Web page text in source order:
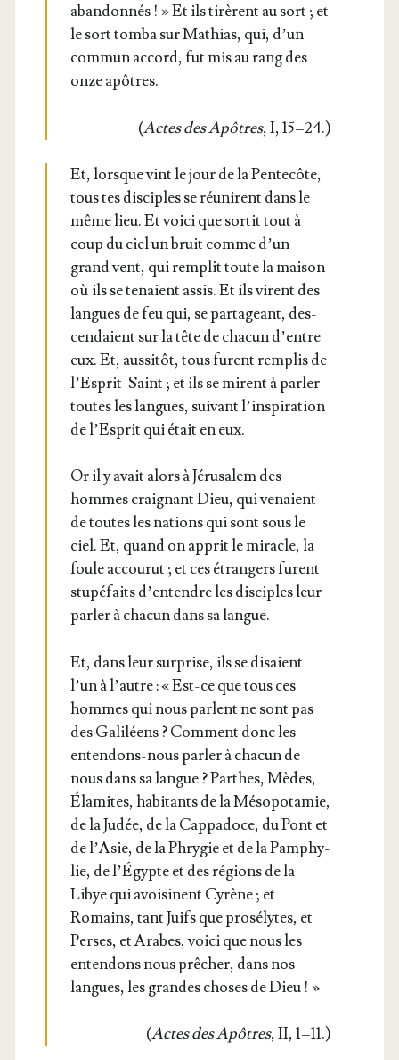
aban­don­nés ! » Et ils tirèrent au sort ; et
le sort tom­ba sur Mathias, qui, d’un
com­mun accord, fut mis au rang des
onze apôtres.
(Actes des Apôtres, I, 15 – 24.)
Et, lorsque vint le jour de la Pen­te­côte,
tous tes dis­ciples se réunirent dans le
même lieu. Et voi­ci que sor­tit tout à
coup du ciel un bruit comme d’un
grand vent, qui rem­plit toute la mai­son
où ils se tenaient assis. Et ils virent des
langues de feu qui, se par­ta­geant, des­
cen­daient sur la tête de cha­cun d’entre
eux. Et, aus­si­tôt, tous furent rem­plis de
l’Esprit-Saint ; et ils se mirent à par­ler
toutes les langues, sui­vant l’inspiration
de l’Esprit qui était en eux.
Or il y avait alors à Jéru­sa­lem des
hommes crai­gnant Dieu, qui venaient
de toutes les nations qui sont sous le
ciel. Et, quand on apprit le miracle, la
foule accou­rut ; et ces étran­gers furent
stu­pé­faits d’entendre les dis­ciples leur
par­ler à cha­cun dans sa langue.
Et, dans leur sur­prise, ils se disaient
l’un à l’autre : « Est-ce que tous ces
hommes qui nous parlent ne sont pas
des Gali­léens ? Com­ment donc les
enten­dons-nous par­ler à cha­cun de
nous dans sa langue ? Parthes, Mèdes,
Éla­mites, habi­tants de la Méso­po­ta­mie,
de la Judée, de la Cap­pa­doce, du Pont et
de l’Asie, de la Phry­gie et de la Pam­phy­
lie, de l’Égypte et des régions de la
Libye qui avoi­sinent Cyrène ; et
Romains, tant Juifs que pro­sé­lytes, et
Perses, et Arabes, voi­ci que nous les
enten­dons nous prê­cher, dans nos
langues, les grandes choses de Dieu ! »
(Actes des Apôtres, II, 1 – 11.)